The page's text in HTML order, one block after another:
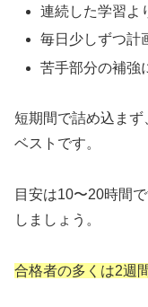
連続した学習よ
毎日少しずつ計
苦手部分の補強
短期間で詰め込ま
ベストです。
目安は10〜20時間
しましょう。
合格者の多くは2週